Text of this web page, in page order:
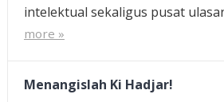
intelektual sekaligus pusat
more »
Menangislah Ki Hadjar!